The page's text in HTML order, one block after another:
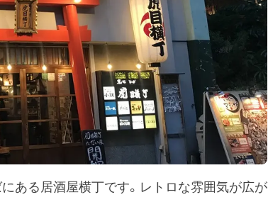
ある居酒屋横丁です。レトロな雰囲気が広が